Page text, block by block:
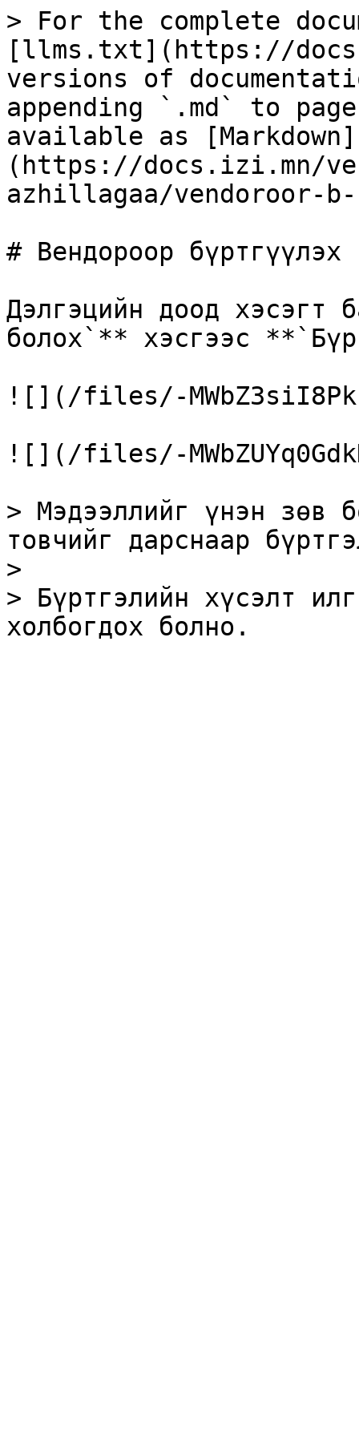
> For the complete
[llms.txt](https://
versions of
appending `.md` to
available as [Markdown]
(https://docs.izi.mn/
azhillagaa/vendoroor-
# Вендороор бүртгүүлэх
Дэлгэцийн доод хэсэгт
болох`** хэсгээс
![](/files/-
![](/files/-
> Мэдээллийг үнэн зөв
товчийг дарснаар
>
> Бүртгэлийн хүсэлт